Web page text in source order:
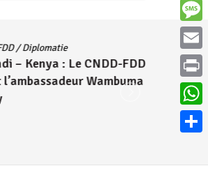
/Diplomatie
– Kenya : Le CNDD-FDD
Wambuma
Email
Print